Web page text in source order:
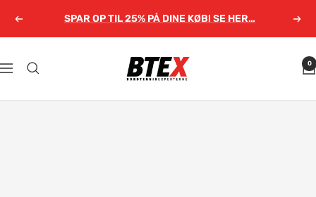
Forrige SPAR OP TIL 25% PÅ DINE KØB! SE HER…
Navigation
Bordtennisexperterne.dk 0